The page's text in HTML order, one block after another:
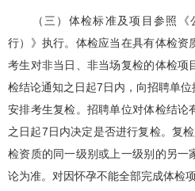
（三）体检标准及项目参照《
行）》执行。体检应当在具有体检资
考生对非当日、非当场复检的体检项
检结论通知之日起7日内，向招聘单
安排考生复检。招聘单位对体检结论
之日起7日内决定是否进行复检。复
检资质的同一级别或上一级别的另一
论为准。对因怀孕不能全部完成体检